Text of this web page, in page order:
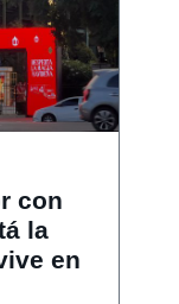
con
la
en